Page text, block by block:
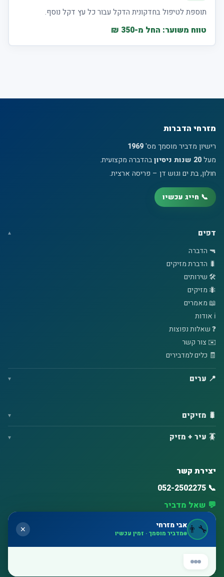
תוספת לטיפול בחדקונית הדקל עבור כל עץ דקל נוסף.
טווח משוער: החל מ-350 ₪
מזרחי הדברות
רישיון מדביר מוסמך מס'1969
מעל20 שנות ניסיון
בהדברה מקצועית.
חולון, בת ים וגוש דן – פריסה ארצית.
📞 חייג עכשיו
דפים
🔫 הדברה
🐛 הדברת מזיקים
🛠️ שירותים
🐜 מזיקים
📖 מאמרים
ℹ️ אודות
❓ שאלות נפוצות
✉️ צור קשר
🧾 כלים למדבירים
📍 ערים
🐛 מזיקים
🪳 עיר + מזיק
יצירת קשר
📞 052-2502275
💬 שאל מדביר
⏰ זמינות גבוהה – ימים א'–ו'
🗺️ חולון, בת ים, ראשון לציון, תל אביב, רחובות, נס ציונה, אשדוד
👨‍🔧 מדביר מוסמך · זמין עכשיו
יש לך בעיה עם מזיקים? 👇
✓✓ 11:16